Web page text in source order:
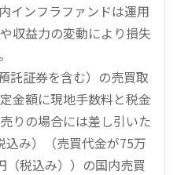
インフラファンドは運用
収益力の変動により損失
託証券を含む）の売買取
金額に現地手数料と税金
りの場合には差し引いた
み）（売買代金が75万
税込み））の国内売買